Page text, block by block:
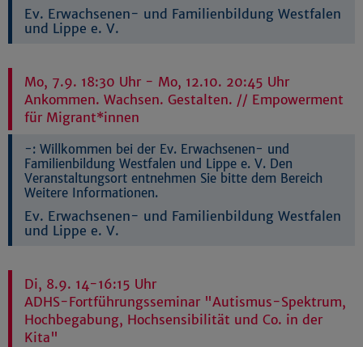
Ev. Erwachsenen- und Familienbildung Westfalen
und Lippe e. V.
Mo, 7.9. 18:30 Uhr - Mo, 12.10. 20:45 Uhr
Ankommen. Wachsen. Gestalten. // Empowerment
für Migrant*innen
-: Willkommen bei der Ev. Erwachsenen- und
Familienbildung Westfalen und Lippe e. V. Den
Veranstaltungsort entnehmen Sie bitte dem Bereich
Weitere Informationen.
Ev. Erwachsenen- und Familienbildung Westfalen
und Lippe e. V.
Di, 8.9. 14-16:15 Uhr
ADHS-Fortführungsseminar "Autismus-Spektrum,
Hochbegabung, Hochsensibilität und Co. in der
Kita"